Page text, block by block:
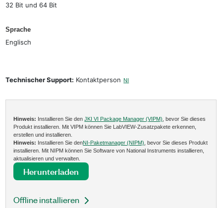
32 Bit und 64 Bit
Sprache
Englisch
Technischer Support: Kontaktperson NI
Hinweis: Installieren Sie denJKI VI Package Manager (VIPM) , bevor Sie dieses
Produkt installieren. Mit VIPM können Sie LabVIEW-Zusatzpakete erkennen,
erstellen und installieren.
Hinweis: Installieren Sie denNI-Paketmanager (NIPM) , bevor Sie dieses Produkt
installieren. Mit NIPM können Sie Software von National Instruments installieren,
aktualisieren und verwalten.
Herunterladen
Offline installieren